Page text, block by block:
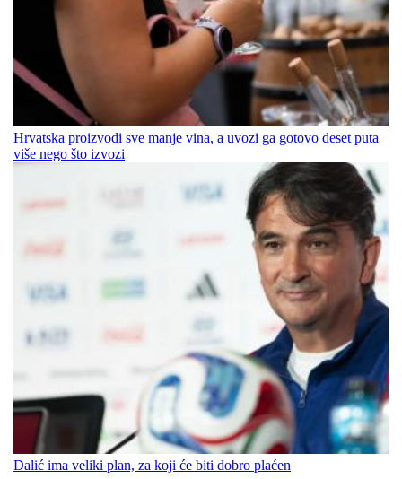
Hrvatska proizvodi sve manje vina, a uvozi ga gotovo deset puta
više nego što izvozi
Dalić ima veliki plan, za koji će biti dobro plaćen